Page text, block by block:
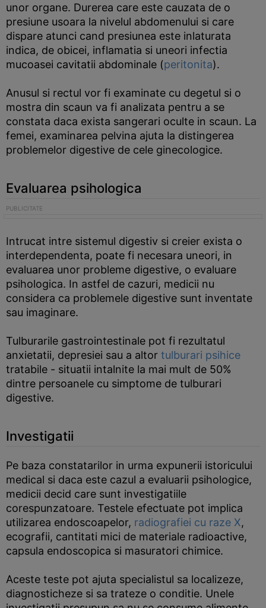
unor organe. Durerea care este cauzata de o
presiune usoara la nivelul abdomenului si care
dispare atunci cand presiunea este inlaturata
indica, de obicei, inflamatia si uneori infectia
mucoasei cavitatii abdominale (peritonita).
Anusul si rectul vor fi examinate cu degetul si o
mostra din scaun va fi analizata pentru a se
constata daca exista sangerari oculte in scaun. La
femei, examinarea pelvina ajuta la distingerea
problemelor digestive de cele ginecologice.
Evaluarea psihologica
Intrucat intre sistemul digestiv si creier exista o
interdependenta, poate fi necesara uneori, in
evaluarea unor probleme digestive, o evaluare
psihologica. In astfel de cazuri, medicii nu
considera ca problemele digestive sunt inventate
sau imaginare.
Tulburarile gastrointestinale pot fi rezultatul
anxietatii, depresiei sau a altor tulburari psihice
tratabile - situatii intalnite la mai mult de 50%
dintre persoanele cu simptome de tulburari
digestive.
Investigatii
Pe baza constatarilor in urma expunerii istoricului
medical si daca este cazul a evaluarii psihologice,
medicii decid care sunt investigatiile
corespunzatoare. Testele efectuate pot implica
utilizarea endoscoapelor, radiografiei cu raze X,
ecografii, cantitati mici de materiale radioactive,
capsula endoscopica si masuratori chimice.
Aceste teste pot ajuta specialistul sa localizeze,
diagnosticheze si sa trateze o conditie. Unele